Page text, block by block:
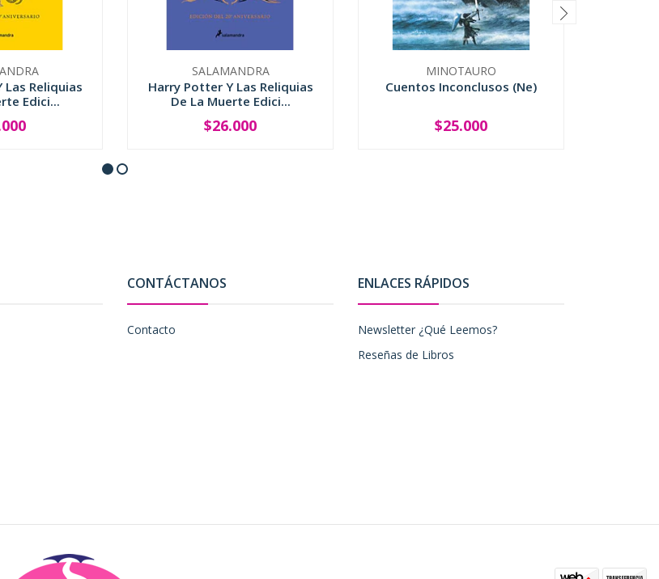
Reliquias
Edici...
+
SALAMANDRA
Harry Potter Y Las Reliquias
De La Muerte Edici...
+
$26.000
MINOTAURO
Cuentos Inconclusos (Ne)
+
$25.000
CONTÁCTANOS
Contacto
ENLACES RÁPIDOS
Newsletter ¿Qué Leemos?
Reseñas de Libros